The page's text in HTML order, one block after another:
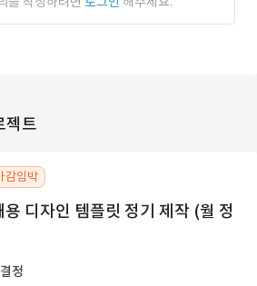
젝트
감임박
디자인 템플릿 정기 제작 (월 정
정